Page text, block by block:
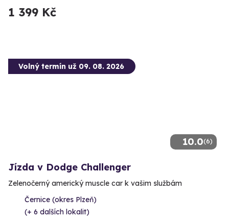
1 399 Kč
10.0(6)
Volný termín už 09. 08. 2026
Jízda v Dodge Challenger
Zelenočerný americký muscle car k vašim službám
Černice (okres Plzeň)
(+ 6 dalších lokalit)